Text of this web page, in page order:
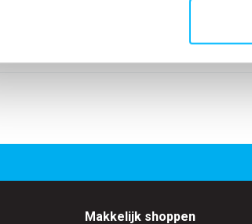
gewassen worden.
niet worden geretourneerd!
Makkelijk shoppen